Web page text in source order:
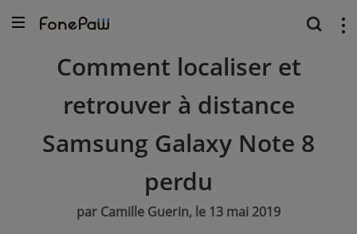
Comment localiser et
retrouver à distance
Samsung Galaxy Note 8
perdu
par Camille Guerin, le 13 mai 2019